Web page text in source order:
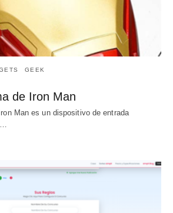
GEEK
de Iron Man
Man es un dispositivo de entrada